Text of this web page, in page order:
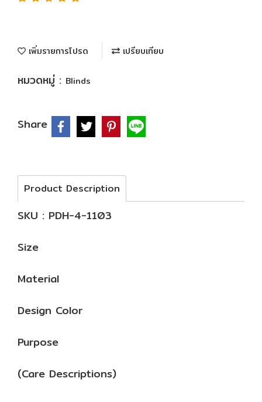
เพิ่มรายการโปรด เปรียบเทียบ
หมวดหมู่ : Blinds
Share
Product Description
SKU : PDH-4-1103
Size
Material
Design Color
Purpose
(Care Descriptions)